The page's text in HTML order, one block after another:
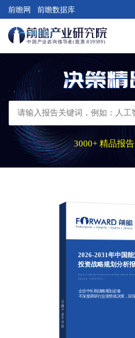
前瞻网 前瞻数据库
3000+ 精品报
2026-2031年中国
投资战略规划分析
Report of Market Prospective and Investment
Industry（2026-2031）
企业中长期战略规划必备
不深度调研行业形势就决策，回